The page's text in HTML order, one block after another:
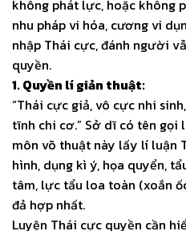
không phát lực, hoặc không
nhu pháp vi hóa, cương vi
nhập Thái cực, đánh người
quyền.
1. Quyền lí giản thuật:
“Thái cực giả, vô cực nhi
tĩnh chi cơ.” Sở dĩ có tên gọi
môn võ thuật này lấy lí luận
hình, dụng kì ý, họa quyển,
tâm, lực tẩu loa toàn (xoắn
đả hợp nhất.
Luyện Thái cực quyền cần